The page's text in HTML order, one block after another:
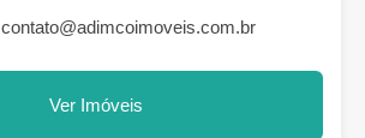
contato@adimcoimoveis.com.br
Ver Imóveis